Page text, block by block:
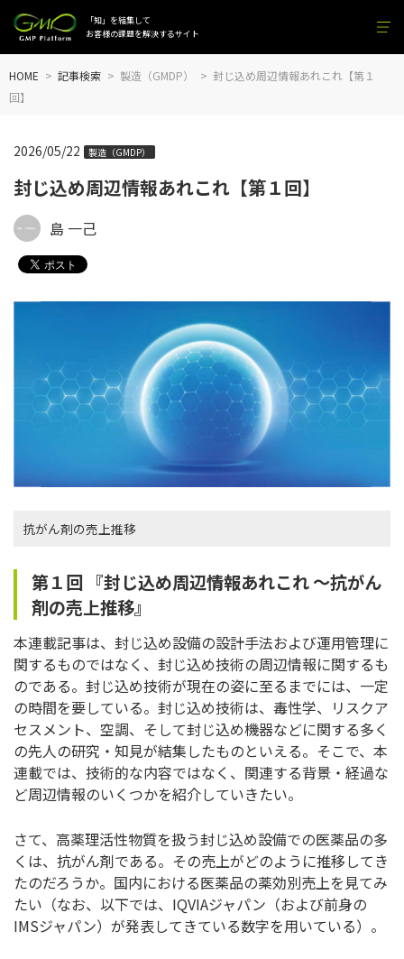
「知」を結集して
お客様の課題を解決するサイト
HOME 記事検索 製造（GMDP）
封じ込め周辺情報あれこれ【第１
回】
封じ込め周辺情報あれこれ【第１回】
2026/05/22 製造（GMDP）
島 一己
抗がん剤の売上推移
第１回 『封じ込め周辺情報あれこれ ～抗がん
剤の売上推移』
本連載記事は、封じ込め設備の設計手法および運用管理に
関するものではなく、封じ込め技術の周辺情報に関するも
のである。封じ込め技術が現在の姿に至るまでには、一定
の時間を要している。封じ込め技術は、毒性学、リスクア
セスメント、空調、そして封じ込め機器などに関する多く
の先人の研究・知見が結集したものといえる。そこで、本
連載では、技術的な内容ではなく、関連する背景・経過な
ど周辺情報のいくつかを紹介していきたい。
さて、高薬理活性物質を扱う封じ込め設備での医薬品の多
くは、抗がん剤である。その売上がどのように推移してき
たのだろうか。国内における医薬品の薬効別売上を見てみ
たい（なお、以下では、IQVIAジャパン（および前身の
IMSジャパン）が発表してきている数字を用いている）。